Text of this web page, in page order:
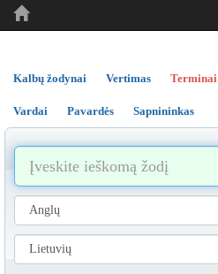
Kalbų žodynai Vertimas Terminai
Vardai Pavardės Sapnininkas